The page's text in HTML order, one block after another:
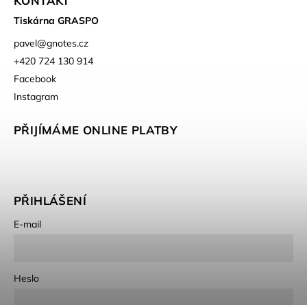
Tiskárna GRASPO
pavel@gnotes.cz
+420 724 130 914
Facebook
Instagram
PŘIJÍMÁME ONLINE PLATBY
PŘIHLÁŠENÍ
E-mail
Heslo